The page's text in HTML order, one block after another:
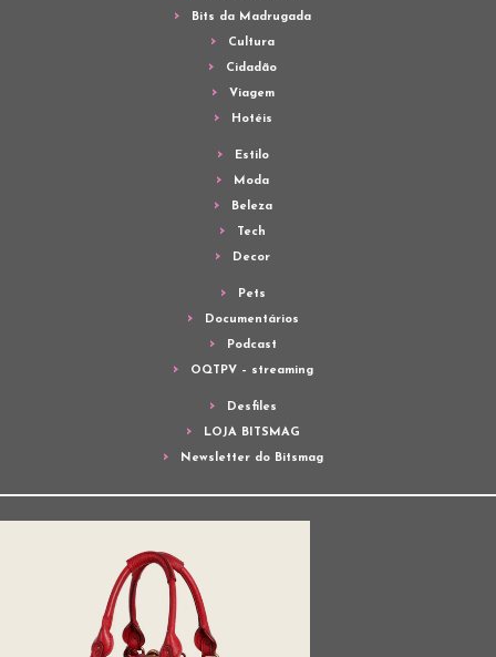
Bits da Madrugada
Cultura
Cidadão
Viagem
Hotéis
Estilo
Moda
Beleza
Tech
Decor
Pets
Documentários
Podcast
OQTPV – streaming
Desfiles
LOJA BITSMAG
Newsletter do Bitsmag